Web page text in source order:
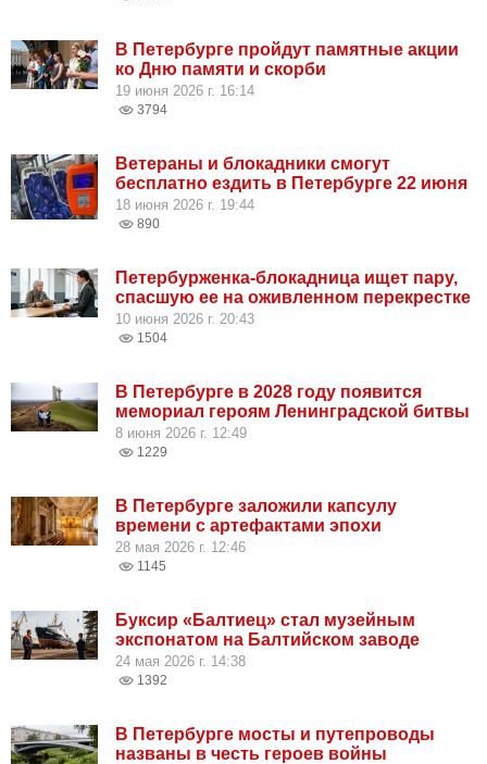
В Петербурге пройдут памятные акции
ко Дню памяти и скорби
19 июня 2026 г. 16:14
3794
Ветераны и блокадники смогут
бесплатно ездить в Петербурге 22 июня
18 июня 2026 г. 19:44
890
Петербурженка-блокадница ищет пару,
спасшую ее на оживленном перекрестке
10 июня 2026 г. 20:43
1504
В Петербурге в 2028 году появится
мемориал героям Ленинградской битвы
8 июня 2026 г. 12:49
1229
В Петербурге заложили капсулу
времени с артефактами эпохи
28 мая 2026 г. 12:46
1145
Буксир «Балтиец» стал музейным
экспонатом на Балтийском заводе
24 мая 2026 г. 14:38
1392
В Петербурге мосты и путепроводы
названы в честь героев войны